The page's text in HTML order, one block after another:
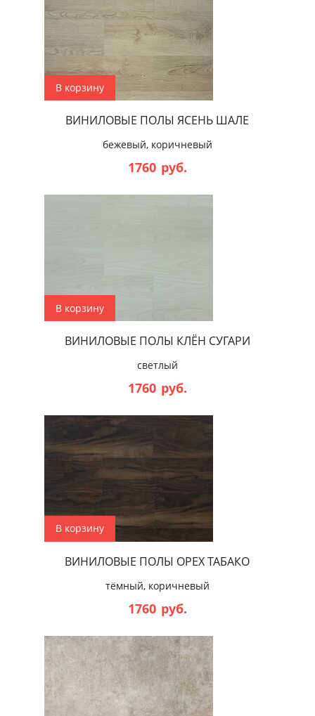
В корзину
ВИНИЛОВЫЕ ПОЛЫ ЯСЕНЬ ШАЛЕ
бежевый, коричневый
1760 руб.
В корзину
ВИНИЛОВЫЕ ПОЛЫ КЛЁН СУГАРИ
светлый
1760 руб.
В корзину
ВИНИЛОВЫЕ ПОЛЫ ОРЕХ ТАБАКО
тёмный, коричневый
1760 руб.